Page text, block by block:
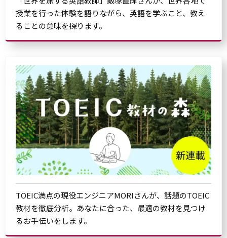
授業を行った体験を語りながら、英語を学ぶこと、教え
ることの意味を探ります。
TOEIC満点の現役エンジニアMORIさんが、話題のTOEIC
教材を徹底分析。あなたに合った、最適の教材を見つけ
るお手伝いをします。